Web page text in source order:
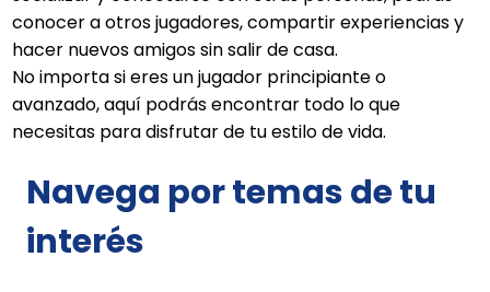
conocer a otros jugadores, compartir experiencias y
hacer nuevos amigos sin salir de casa.
No importa si eres un jugador principiante o
avanzado, aquí podrás encontrar todo lo que
necesitas para disfrutar de tu estilo de vida.
Navega por temas de tu
interés